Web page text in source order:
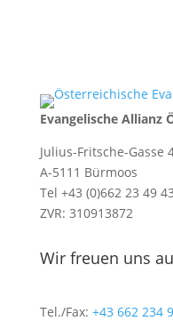
Evangelische Allianz
Julius-Fritsche-Gasse
A-5111 Bürmoos
Tel +43 (0)662 23 49 43
ZVR: 310913872
Wir freuen uns
Tel./Fax: +43 662 234